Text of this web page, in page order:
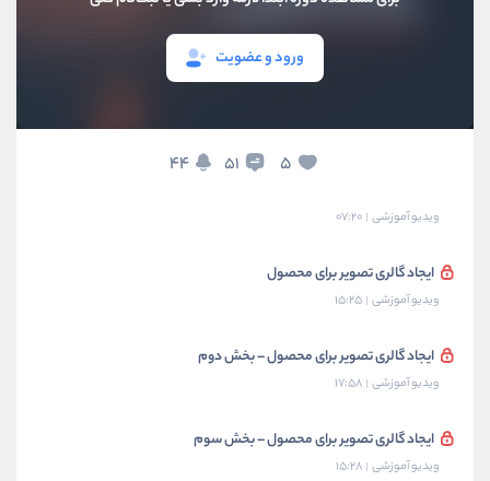
ورود و عضویت
5
51
44
ویدیو آموزشی 13:49
ویدیو آموزشی 07:20
ایجاد گالری تصویر برای محصول
ویدیو آموزشی 15:25
ایجاد گالری تصویر برای محصول – بخش دوم
ویدیو آموزشی 17:58
ایجاد گالری تصویر برای محصول – بخش سوم
ویدیو آموزشی 15:28